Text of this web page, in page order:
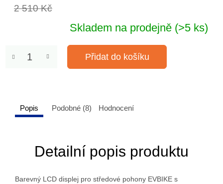
2 510 Kč
Skladem na prodejně (>5 ks)
Přidat do košíku
Popis Podobné (8) Hodnocení
Detailní popis produktu
Barevný LCD displej pro středové pohony EVBIKE s